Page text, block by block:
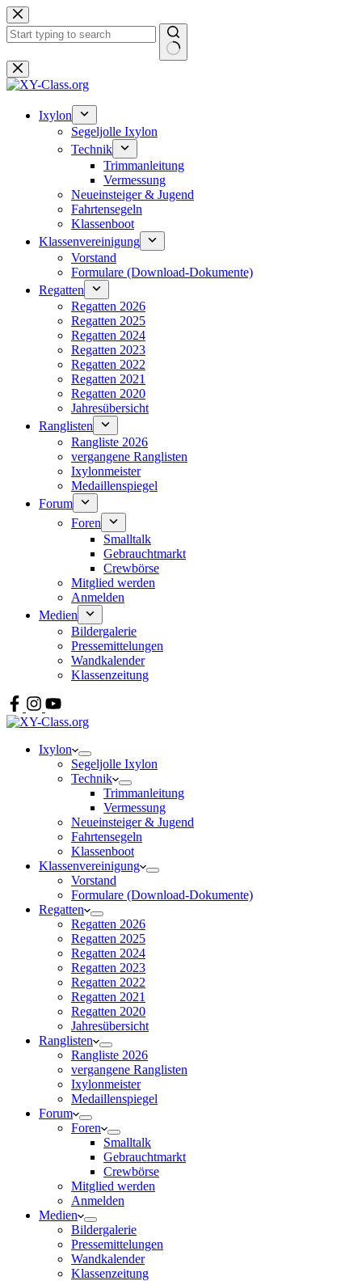
Zum
Inhalt
springen
Keine
Ergebnisse
Ixylon
Segeljolle Ixylon
Technik
Trimmanleitung
Vermessung
Neueinsteiger & Jugend
Fahrtensegeln
Klassenboot
Klassenvereinigung
Vorstand
Formulare (Download-Dokumente)
Regatten
Regatten 2026
Regatten 2025
Regatten 2024
Regatten 2023
Regatten 2022
Regatten 2021
Regatten 2020
Jahresübersicht
Ranglisten
Rangliste 2026
vergangene Ranglisten
Ixylonmeister
Medaillenspiegel
Forum
Foren
Smalltalk
Gebrauchtmarkt
Crewbörse
Mitglied werden
Anmelden
Medien
Bildergalerie
Pressemittelungen
Wandkalender
Klassenzeitung
Ixylon
Segeljolle Ixylon
Technik
Trimmanleitung
Vermessung
Neueinsteiger & Jugend
Fahrtensegeln
Klassenboot
Klassenvereinigung
Vorstand
Formulare (Download-Dokumente)
Regatten
Regatten 2026
Regatten 2025
Regatten 2024
Regatten 2023
Regatten 2022
Regatten 2021
Regatten 2020
Jahresübersicht
Ranglisten
Rangliste 2026
vergangene Ranglisten
Ixylonmeister
Medaillenspiegel
Forum
Foren
Smalltalk
Gebrauchtmarkt
Crewbörse
Mitglied werden
Anmelden
Medien
Bildergalerie
Pressemittelungen
Wandkalender
Klassenzeitung